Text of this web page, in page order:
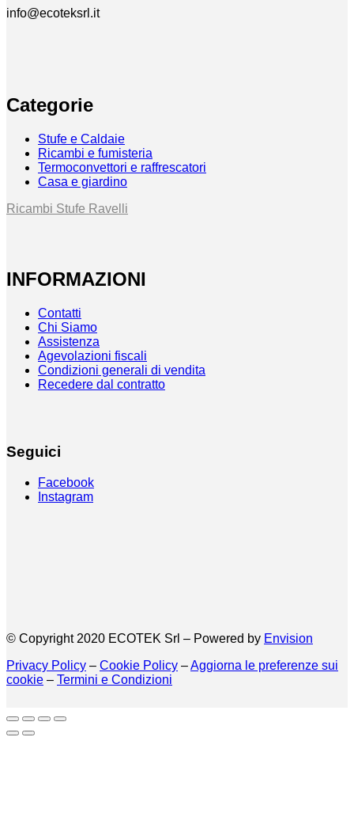
info@ecoteksrl.it
Categorie
Stufe e Caldaie
Ricambi e fumisteria
Termoconvettori e raffrescatori
Casa e giardino
Ricambi Stufe Ravelli
INFORMAZIONI
Contatti
Chi Siamo
Assistenza
Agevolazioni fiscali
Condizioni generali di vendita
Recedere dal contratto
Seguici
Facebook
Instagram
© Copyright 2020 ECOTEK Srl – Powered by Envision
Privacy Policy – Cookie Policy –Aggiorna le preferenze sui
cookie – Termini e Condizioni